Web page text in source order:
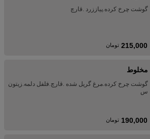
گوشت چرخ کرده.پیاززرد .قارچ
215,000 تومان
مخلوط
گوشت چرخ کرده.مرغ گریل شده .قارچ.فلفل دلمه.زیتون
س
190,000 تومان